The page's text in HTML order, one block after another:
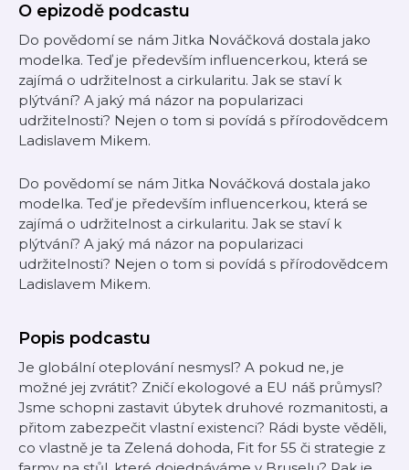
O epizodě podcastu
Do povědomí se nám Jitka Nováčková dostala jako
modelka. Teď je především influencerkou, která se
zajímá o udržitelnost a cirkularitu. Jak se staví k
plýtvání? A jaký má názor na popularizaci
udržitelnosti? Nejen o tom si povídá s přírodovědcem
Ladislavem Mikem.
Do povědomí se nám Jitka Nováčková dostala jako
modelka. Teď je především influencerkou, která se
zajímá o udržitelnost a cirkularitu. Jak se staví k
plýtvání? A jaký má názor na popularizaci
udržitelnosti? Nejen o tom si povídá s přírodovědcem
Ladislavem Mikem.
Popis podcastu
Je globální oteplování nesmysl? A pokud ne, je
možné jej zvrátit? Zničí ekologové a EU náš průmysl?
Jsme schopni zastavit úbytek druhové rozmanitosti, a
přitom zabezpečit vlastní existenci? Rádi byste věděli,
co vlastně je ta Zelená dohoda, Fit for 55 či strategie z